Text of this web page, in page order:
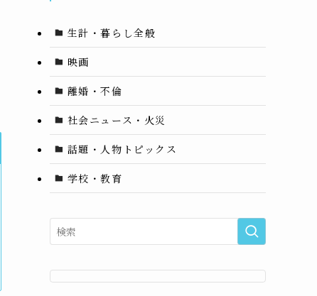
生計・暮らし全般
映画
離婚・不倫
社会ニュース・火災
話題・人物トピックス
学校・教育